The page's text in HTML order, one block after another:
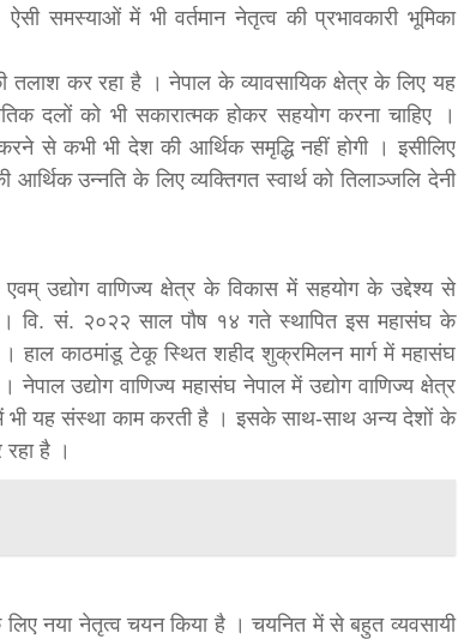
समस्याओं में भी वर्तमान नेतृत्व की प्रभावकारी भूमिका
तलाश कर रहा है । नेपाल के व्यावसायिक क्षेत्र के लिए यह
दलों को भी सकारात्मक होकर सहयोग करना चाहिए ।
से कभी भी देश की आर्थिक समृद्धि नहीं होगी । इसीलिए
आर्थिक उन्नति के लिए व्यक्तिगत स्वार्थ को तिलाञ्जलि देनी
एवम् उद्योग वाणिज्य क्षेत्र के विकास में सहयोग के उद्देश्य से
। वि. सं. २०२२ साल पौष १४ गते स्थापित इस महासंघ के
हाल काठमांडू टेकू स्थित शहीद शुक्रमिलन मार्ग में महासंघ
उद्योग वाणिज्य महासंघ नेपाल में उद्योग वाणिज्य क्षेत्र
में भी यह संस्था काम करती है । इसके साथ-साथ अन्य देशों के
है ।
लिए नया नेतृत्व चयन किया है । चयनित में से बहुत व्यवसायी